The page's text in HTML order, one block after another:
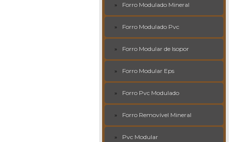
Forro Modulado Mineral
Forro Modulado Pvc
Forro Modular de Isopor
Forro Modular Eps
Forro Pvc Modulado
Forro Removível Mineral
Pvc Modular